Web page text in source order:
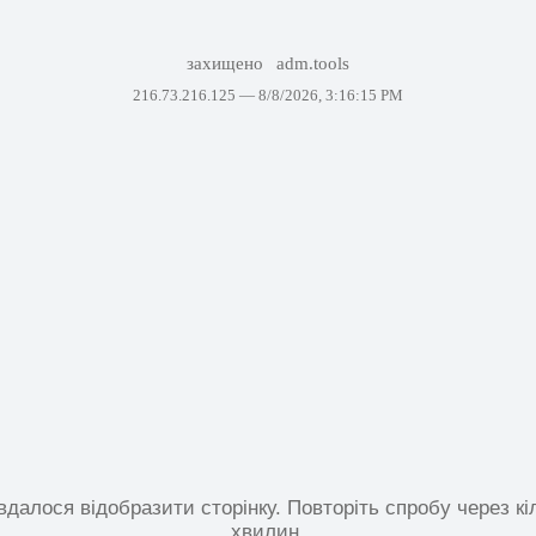
захищено adm.tools
216.73.216.125 — 8/8/2026, 3:16:15 PM
відобразити сторінку. Повторіть спробу через